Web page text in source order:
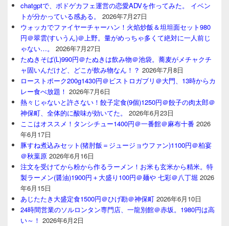
chatgptで、ボドゲカフェ運営の恋愛ADVを作ってみた。 イベン
トが分かっている感ある。
2026年7月27日
ウォッカでファイヤーチャーハン！火焰炒飯＆坦坦面セット980
円＠翠雲(すいうん)＠上野。量がめっちゃ多くて絶対に一人前じ
ゃない…。
2026年7月27日
たぬきそば(L)990円＠たぬきは飲み物＠池袋。蕎麦がメチャクチ
ャ固いんだけど、どこが飲み物なん！？ 2026年7月8日
ローストポーク200g1430円＠ビストロガブリ＠大門、13時からカ
レー食べ放題！ 2026年7月6日
熱々じゃないと許さない！餃子定食(9個)1250円＠餃子の肉太郎＠
神保町、全体的に酸味が効いてた。
2026年6月23日
ここはオススメ！タンシチュー1400円＠一番館＠麻布十番 2026
年6月17日
豚すね煮込みセット(猪肘飯＝ジュージョウファン)1100円＠柏宴
＠秋葉原 2026年6月16日
注文を受けてから粉から作るラーメン！お米も玄米から精米。特
製ラーメン(醤油)1900円＋大盛り100円＠麺や 七彩＠八丁堀 2026
年6月15日
あじたたき大盛定食1500円＠ひげ勘＠神保町 2026年6月10日
24時間営業のソルロンタン専門店、一龍別館＠赤坂。1980円は高
い～！ 2026年6月2日